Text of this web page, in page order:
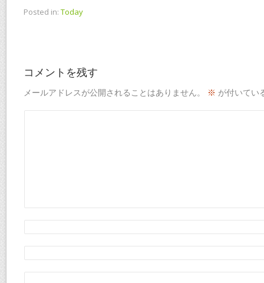
Posted in: Today
コメントを残す
メールアドレスが公開されることはありません。 ※ が付いてい